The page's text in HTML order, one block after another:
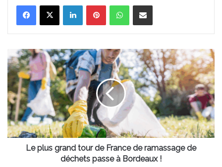
LinkedinPinterestWhatsAppPartager par email
plus
grand
tour
de
France
de
ramassage
de
déchetsLe plus grand tour de France de ramassage de
déchets passe à Bordeaux !